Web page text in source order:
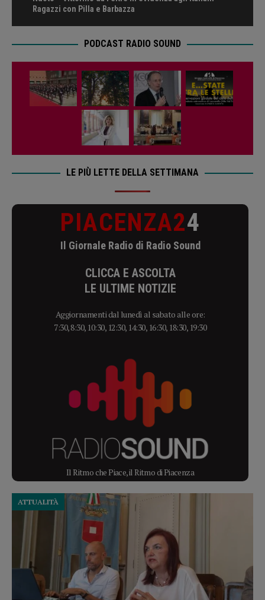
Ragazzi con Pilla e Barbazza
PODCAST RADIO SOUND
LE PIÙ LETTE DELLA SETTIMANA
PIACENZA24
Il Giornale Radio di Radio Sound
CLICCA E ASCOLTA
LE ULTIME NOTIZIE
Aggiornamenti dal lunedì al sabato alle ore:
7:30, 8:30, 10:30, 12:30, 14:30, 16:30, 18:30, 19:30
Il Ritmo che Piace, il Ritmo di Piacenza
ATTUALITÀ